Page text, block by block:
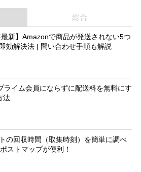
総合
最新】Amazonで商品が発送されない5つ
効解決法 | 問い合わせ手順も解説
ライム会員にならずに配送料を無料にす
法
の回収時間（取集時刻）を簡単に調べ
ストマップが便利！